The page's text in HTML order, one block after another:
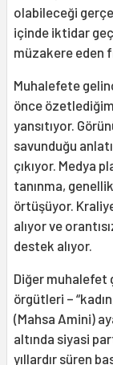
olabileceği
içinde iktidar
müzakere eden
Muhalefete
önce
yansıtıyor.
savunduğu
çıkıyor. Medya
tanınma,
örtüşüyor.
alıyor ve
destek alıyor.
Diğer muhalefet
örgütleri –
(Mahsa Amini)
altında siyasi
yıllardır süren